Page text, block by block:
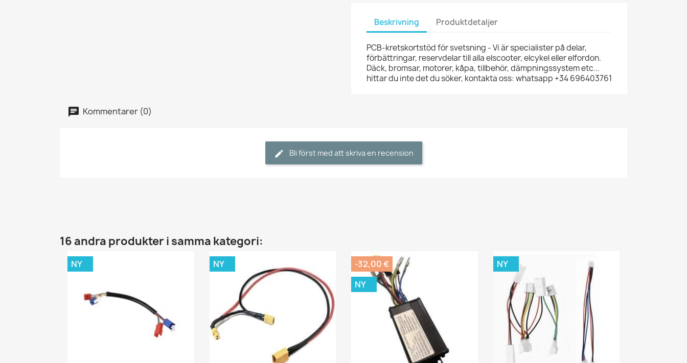
Beskrivning Produktdetaljer
PCB-kretskortstöd för svetsning - Vi är specialister på delar,
förbättringar, reservdelar till alla elscooter, elcykel eller elfordon.
Däck, bromsar, motorer, kåpa, tillbehör, dämpningssystem etc...
hittar du inte det du söker, kontakta oss: whatsapp +34 696403761
Kommentarer (0)
Bli först med att skriva en recension
16 andra produkter i samma kategori:
NY NY
-32,00 €
NY
NY